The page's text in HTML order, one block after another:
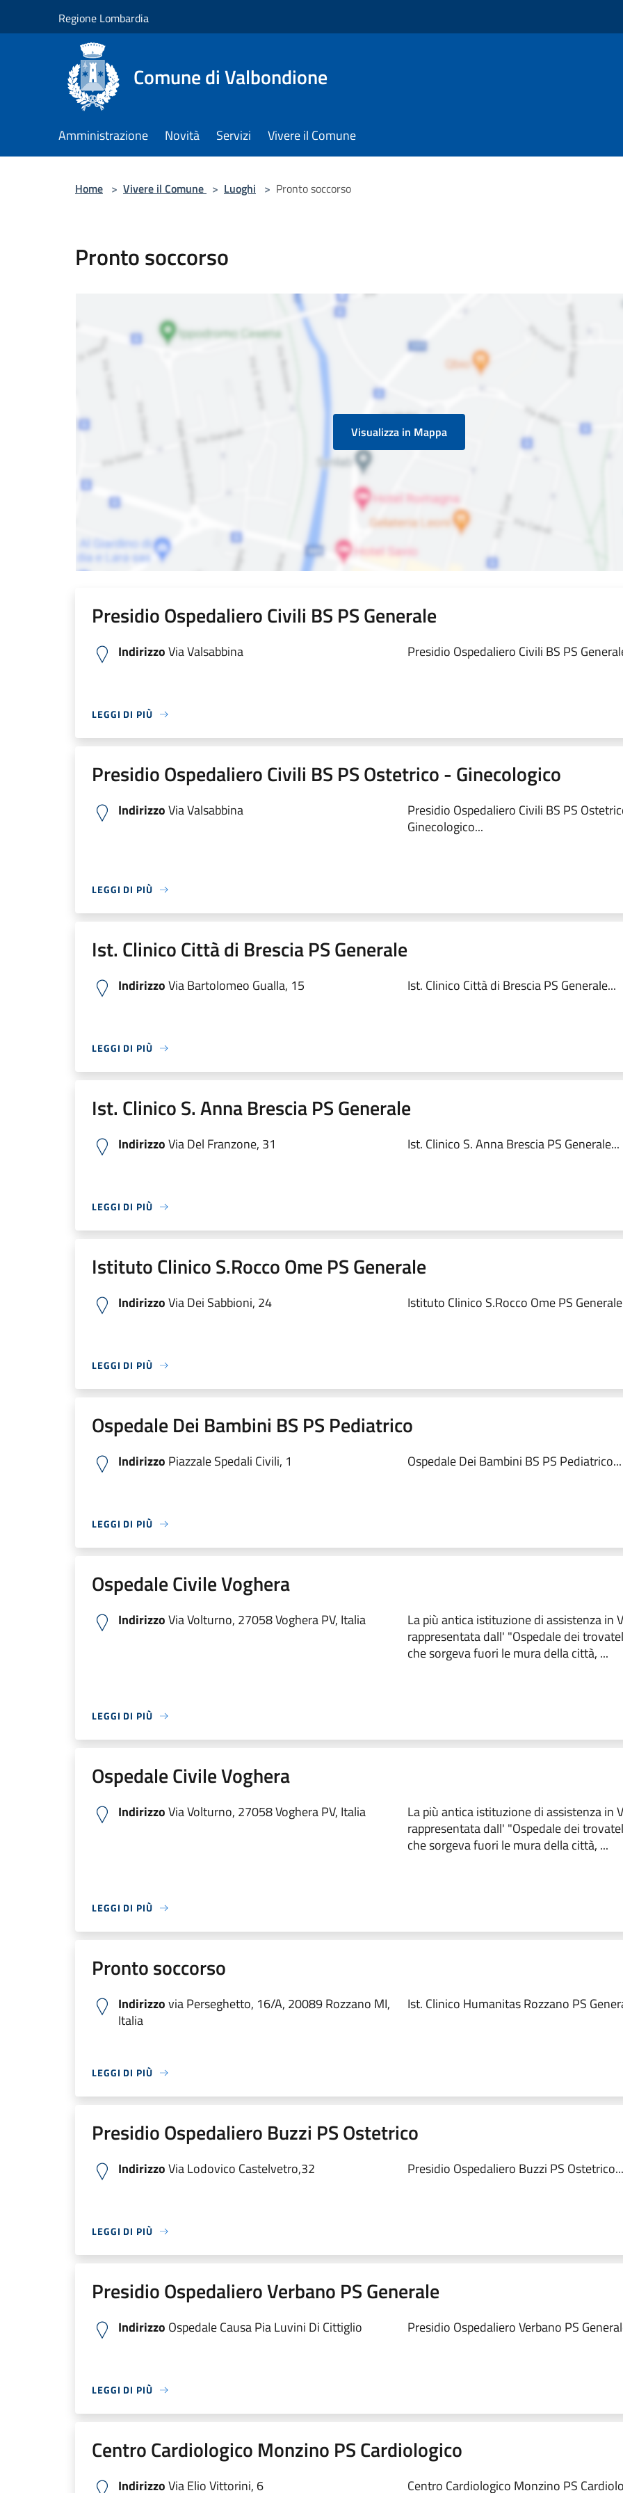
Regione Lombardia
Comune di Valbondione
Amministrazione Novità Servizi Vivere il Comune
Home > Vivere il Comune > Luoghi > Pronto soccorso
Pronto soccorso
Visualizza in Mappa
Presidio Ospedaliero Civili BS PS Generale
IndirizzoVia Valsabbina Presidio Ospedaliero Civili BS PS
LEGGI DI PIÙ
Presidio Ospedaliero Civili BS PS Ostetrico - Ginecologico
IndirizzoVia Valsabbina
Presidio Ospedaliero Civili BS PS
Ginecologico...
LEGGI DI PIÙ
Ist. Clinico Città di Brescia PS Generale
IndirizzoVia Bartolomeo Gualla, 15 Ist. Clinico Città di Brescia PS Generale...
LEGGI DI PIÙ
Ist. Clinico S. Anna Brescia PS Generale
IndirizzoVia Del Franzone, 31 Ist. Clinico S. Anna Brescia PS Generale...
LEGGI DI PIÙ
Istituto Clinico S.Rocco Ome PS Generale
IndirizzoVia Dei Sabbioni, 24 Istituto Clinico S.Rocco Ome PS
LEGGI DI PIÙ
Ospedale Dei Bambini BS PS Pediatrico
Indirizzo Piazzale Spedali Civili, 1 Ospedale Dei Bambini BS PS Pediatrico...
LEGGI DI PIÙ
Ospedale Civile Voghera
IndirizzoVia Volturno, 27058 Voghera PV, Italia
La più antica istituzione di assistenza in
rappresentata dall' "Ospedale dei
che sorgeva fuori le mura della città, ...
LEGGI DI PIÙ
Ospedale Civile Voghera
IndirizzoVia Volturno, 27058 Voghera PV, Italia
La più antica istituzione di assistenza in
rappresentata dall' "Ospedale dei
che sorgeva fuori le mura della città, ...
LEGGI DI PIÙ
Pronto soccorso
Indirizzovia Perseghetto, 16/A, 20089 Rozzano MI,
Italia
Ist. Clinico Humanitas Rozzano PS
LEGGI DI PIÙ
Presidio Ospedaliero Buzzi PS Ostetrico
IndirizzoVia Lodovico Castelvetro,32 Presidio Ospedaliero Buzzi PS Ostetrico...
LEGGI DI PIÙ
Presidio Ospedaliero Verbano PS Generale
Indirizzo Ospedale Causa Pia Luvini Di Cittiglio Presidio Ospedaliero Verbano PS
LEGGI DI PIÙ
Centro Cardiologico Monzino PS Cardiologico
IndirizzoVia Elio Vittorini, 6 Centro Cardiologico Monzino PS